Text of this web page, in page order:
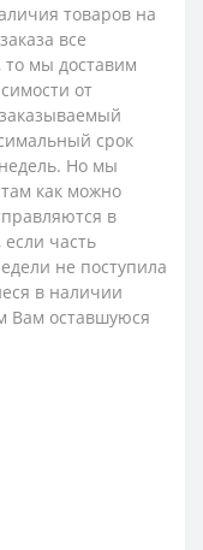
товаров на
все
мы доставим
от
срок
Но мы
как можно
в
часть
не поступила
в наличии
Вам оставшуюся